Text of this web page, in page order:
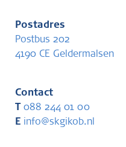
Postadres
Postbus 202
4190 CE Geldermalsen
Contact
088 244 01 00
E info@skgikob.nl